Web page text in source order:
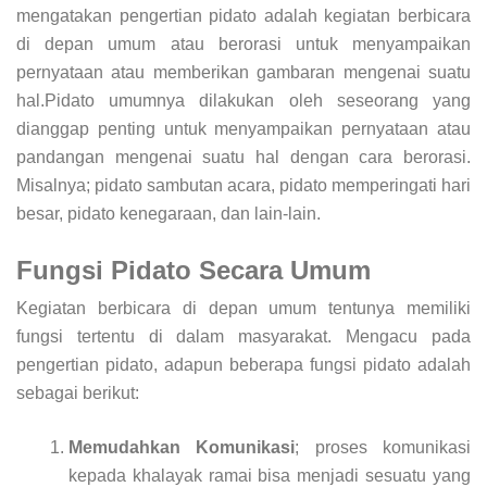
mengatakan pengertian pidato adalah kegiatan berbicara
di depan umum atau berorasi untuk menyampaikan
pernyataan atau memberikan gambaran mengenai suatu
hal.Pidato umumnya dilakukan oleh seseorang yang
dianggap penting untuk menyampaikan pernyataan atau
pandangan mengenai suatu hal dengan cara berorasi.
Misalnya; pidato sambutan acara, pidato memperingati hari
besar, pidato kenegaraan, dan lain-lain.
Fungsi Pidato Secara Umum
Kegiatan berbicara di depan umum tentunya memiliki
fungsi tertentu di dalam masyarakat. Mengacu pada
pengertian pidato, adapun beberapa fungsi pidato adalah
sebagai berikut:
Memudahkan Komunikasi; proses komunikasi
kepada khalayak ramai bisa menjadi sesuatu yang